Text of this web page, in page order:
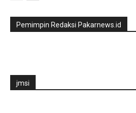
Pemimpin Redaksi Pakarnews.id
jmsi